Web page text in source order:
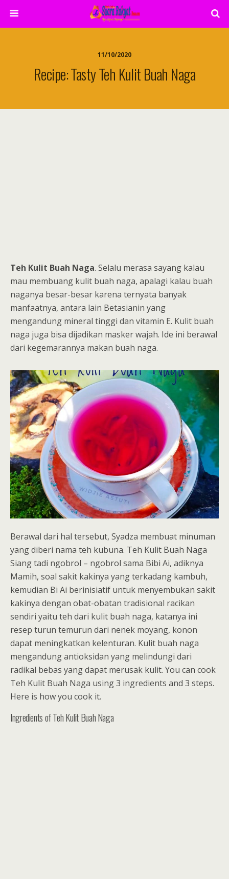
11/10/2020
Recipe: Tasty Teh Kulit Buah Naga
Teh Kulit Buah Naga. Selalu merasa sayang kalau
mau membuang kulit buah naga, apalagi kalau buah
naganya besar-besar karena ternyata banyak
manfaatnya, antara lain Betasianin yang
mengandung mineral tinggi dan vitamin E. Kulit buah
naga juga bisa dijadikan masker wajah. Ide ini berawal
dari kegemarannya makan buah naga.
Berawal dari hal tersebut, Syadza membuat minuman
yang diberi nama teh kubuna. Teh Kulit Buah Naga
Siang tadi ngobrol – ngobrol sama Bibi Ai, adiknya
Mamih, soal sakit kakinya yang terkadang kambuh,
kemudian Bi Ai berinisiatif untuk menyembukan sakit
kakinya dengan obat-obatan tradisional racikan
sendiri yaitu teh dari kulit buah naga, katanya ini
resep turun temurun dari nenek moyang, konon
dapat meningkatkan kelenturan. Kulit buah naga
mengandung antioksidan yang melindungi dari
radikal bebas yang dapat merusak kulit. You can cook
Teh Kulit Buah Naga using 3 ingredients and 3 steps.
Here is how you cook it.
Ingredients of Teh Kulit Buah Naga